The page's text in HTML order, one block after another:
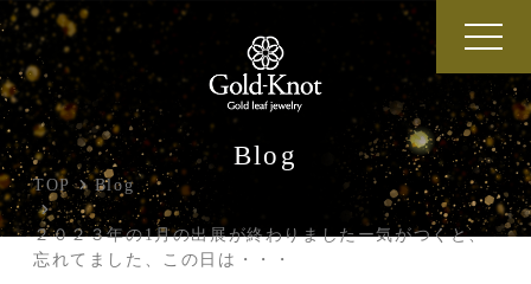
Blog
TOP Blog
２０２３年の1月の出展が終わりましたー気がつくと、
忘れてました、この日は・・・